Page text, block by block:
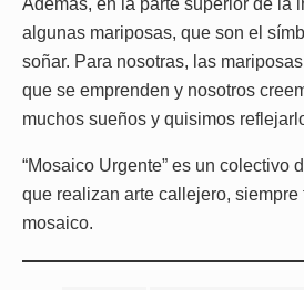
Además, en la parte superior de la
algunas mariposas, que son el
soñar. Para nosotras, las
que se emprenden y nosotros
muchos sueños y quisimos
“Mosaico Urgente” es un colectivo
que realizan arte callejero, siempre
mosaico.